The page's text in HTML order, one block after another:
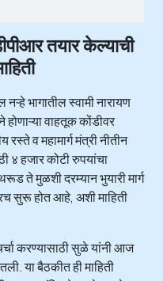
तयार केल्याची
भागातील स्वामी नारायण
होणाऱ्या वाहतूक कोंडीवर
व महामार्ग मंत्री नीतीन
४ हजार कोटी रुपयांचा
ते मुळशी दरम्यान भुयारी मार्ग
सुरू होत आहे, अशी माहिती
करण्यासाठी सुळे यांनी आज
या बैठकीत ही माहिती